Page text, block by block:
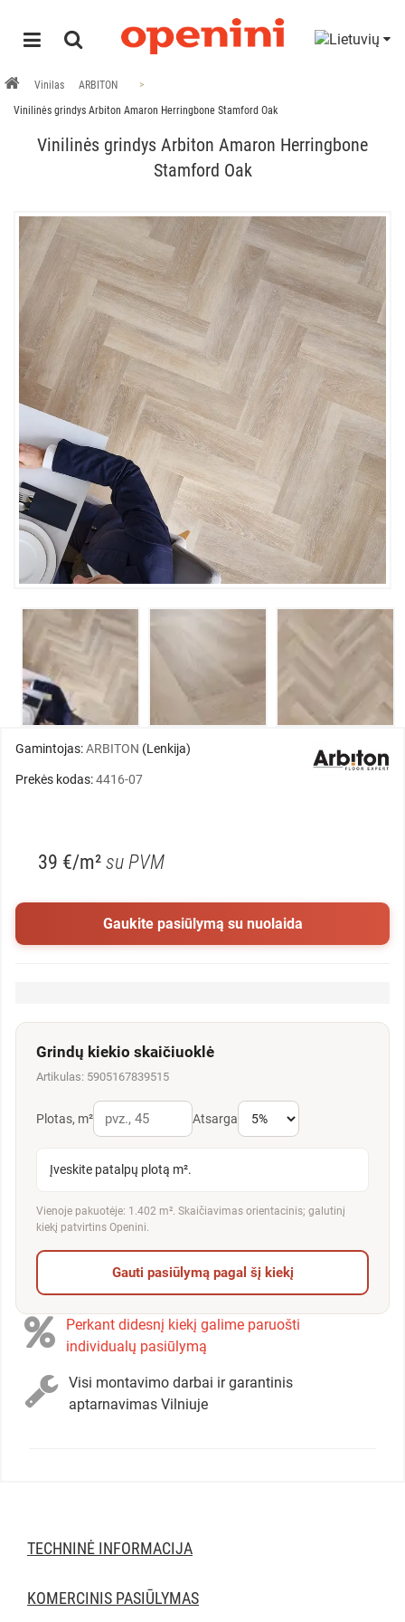
Vinilas
ARBITON
Vinilinės grindys Arbiton Amaron Herringbone Stamford Oak
Vinilinės grindys Arbiton Amaron Herringbone
Stamford Oak
Gamintojas:ARBITON (Lenkija)
Prekės kodas:4416-07
39 €/m² su PVM
Gaukite pasiūlymą su nuolaida
Grindų kiekio skaičiuoklė
Artikulas: 5905167839515
Plotas, m² Atsarga
Įveskite patalpų plotą m².
Vienoje pakuotėje: 1.402 m². Skaičiavimas orientacinis; galutinį
kiekį patvirtins Openini.
Gauti pasiūlymą pagal šį kiekį
Perkant didesnį kiekį galime paruošti
individualų pasiūlymą
Visi montavimo darbai ir garantinis
aptarnavimas Vilniuje
TECHNINĖ INFORMACIJA
KOMERCINIS PASIŪLYMAS